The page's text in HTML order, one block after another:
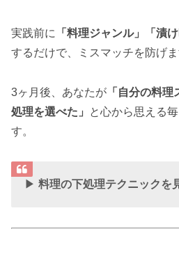
実践前に 「料理ジャンル」「漬
するだけで、ミスマッチを防げま
3ヶ月後、あなたが 「自分の料
処理を選べた」
と心から思える
す。
▶料理の下処理テクニックを